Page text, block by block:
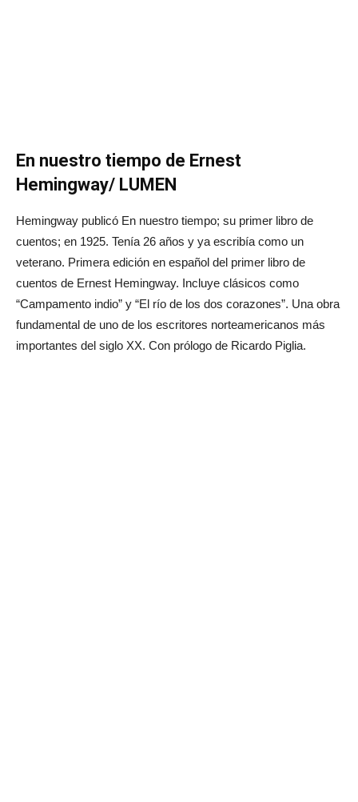
En nuestro tiempo de Ernest
Hemingway/ LUMEN
Hemingway publicó En nuestro tiempo; su primer libro de
cuentos; en 1925. Tenía 26 años y ya escribía como un
veterano. Primera edición en español del primer libro de
cuentos de Ernest Hemingway. Incluye clásicos como
“Campamento indio” y “El río de los dos corazones”. Una obra
fundamental de uno de los escritores norteamericanos más
importantes del siglo XX. Con prólogo de Ricardo Piglia.